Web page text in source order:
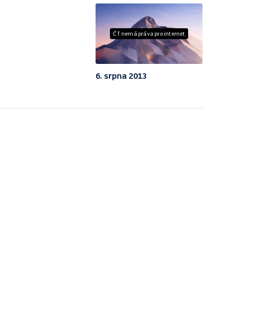
ČT nemá práva pro internet
6. srpna 2013